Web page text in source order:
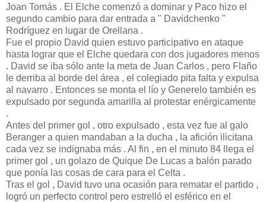
Joan Tomás . El Elche comenzó a dominar y Paco hizo el
segundo cambio para dar entrada a " Davidchenko "
Rodríguez en lugar de Orellana .
Fue el propio David quien estuvo participativo en ataque
hasta lograr que el Elche quedara con dos jugadores menos
. David se iba sólo ante la meta de Juan Carlos , pero Flaño
le derriba al borde del área , el colegiado pita falta y expulsa
al navarro . Entonces se monta el lío y Generelo también es
expulsado por segunda amarilla al protestar enérgicamente
.
Antes del primer gol , otro expulsado , esta vez fue al galo
Beranger a quien mandaban a la ducha , la afición ilicitana
cada vez se indignaba más . Al fin , en el minuto 84 llega el
primer gol , un golazo de Quique De Lucas a balón parado
que ponía las cosas de cara para el Celta .
Tras el gol , David tuvo una ocasión para rematar el partido ,
logró un perfecto control pero estrelló el esférico en el